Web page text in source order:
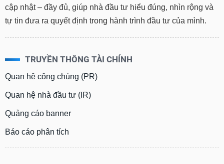
cập nhật – đầy đủ, giúp nhà đầu tư hiểu đúng, nhìn rộng và
tự tin đưa ra quyết định trong hành trình đầu tư của mình.
TRUYỀN THÔNG TÀI CHÍNH
Quan hệ công chúng (PR)
Quan hệ nhà đầu tư (IR)
Quảng cáo banner
Báo cáo phân tích